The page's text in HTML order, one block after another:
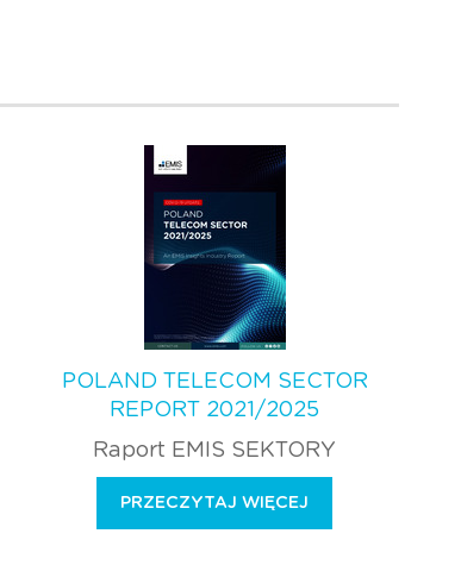
POLAND TELECOM SECTOR
REPORT 2021/2025
Raport EMIS SEKTORY
PRZECZYTAJ WIĘCEJ